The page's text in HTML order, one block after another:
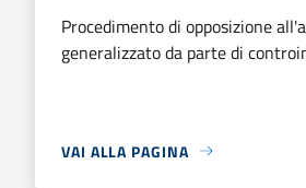
Procedimento di opposizione
generalizzato da parte di
VAI ALLA PAGINA